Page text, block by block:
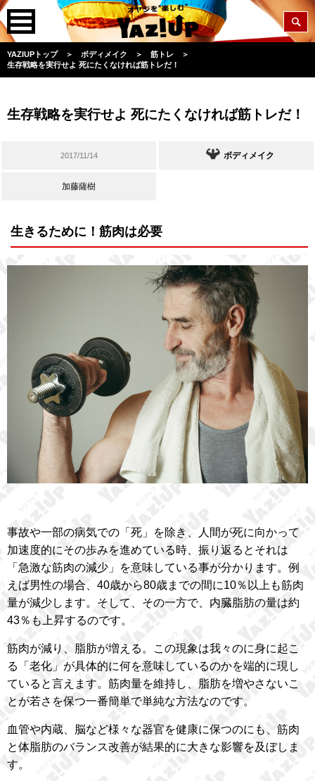
YAZIUPトップ ＞ ボディメイク ＞ 筋トレ
＞
生存戦略を実行せよ 死にたくなければ筋トレだ！
生存戦略を実行せよ 死にたくなければ筋トレだ！
2017/11/14 ボディメイク
加藤薩樹
生きるために！筋肉は必要
事故や一部の病気での「死」を除き、人間が死に向かって
加速度的にその歩みを進めている時、振り返るとそれは
「急激な筋肉の減少」を意味している事が分かります。例
えば男性の場合、40歳から80歳までの間に10％以上も筋肉
量が減少します。そして、その一方で、内臓脂肪の量は約
43％も上昇するのです。
筋肉が減り、脂肪が増える。この現象は我々のに身に起こ
る「老化」が具体的に何を意味しているのかを端的に現し
ていると言えます。筋肉量を維持し、脂肪を増やさないこ
とが若さを保つ一番簡単で単純な方法なのです。
血管や内蔵、脳など様々な器官を健康に保つのにも、筋肉
と体脂肪のバランス改善が結果的に大きな影響を及ぼしま
す。